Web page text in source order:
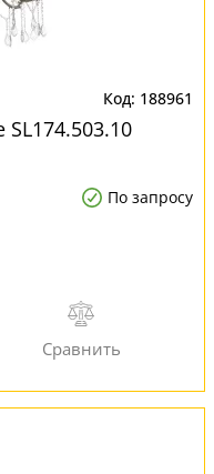
188961
По запросу